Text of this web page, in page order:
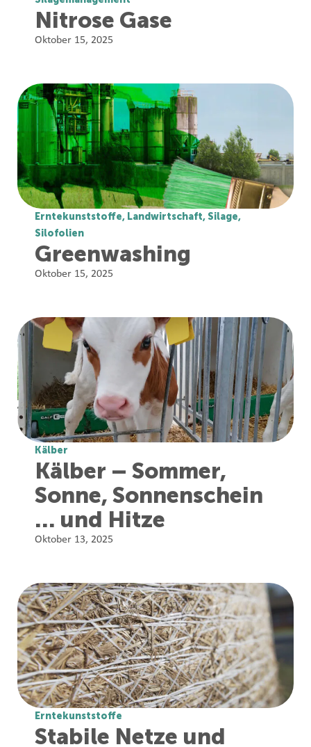
Nitrose Gase
Oktober 15, 2025
Erntekunststoffe, Landwirtschaft, Silage,
Silofolien
Greenwashing
Oktober 15, 2025
Kälber
Kälber – Sommer,
Sonne, Sonnenschein
… und Hitze
Oktober 13, 2025
Erntekunststoffe
Stabile Netze und